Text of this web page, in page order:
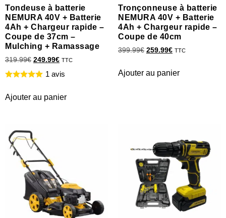
Tondeuse à batterie
NEMURA 40V + Batterie
4Ah + Chargeur rapide –
Coupe de 37cm –
Mulching + Ramassage
319.99€ 249.99€ TTC
1 avis
Ajouter au panier
Tronçonneuse à batterie
NEMURA 40V + Batterie
4Ah + Chargeur rapide –
Coupe de 40cm
399.99€ 259.99€ TTC
Ajouter au panier